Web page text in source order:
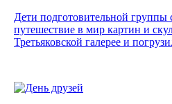
Дети подготовительной группы
путешествие в мир картин и
Третьяковской галерее и